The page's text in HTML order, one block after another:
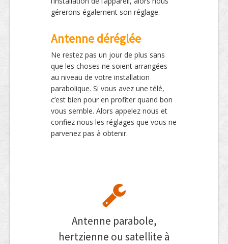
gérerons également son réglage.
Antenne déréglée
Ne restez pas un jour de plus sans
que les choses ne soient arrangées
au niveau de votre installation
parabolique. Si vous avez une télé,
c’est bien pour en profiter quand bon
vous semble. Alors appelez nous et
confiez nous les réglages que vous ne
parvenez pas à obtenir.
Antenne parabole,
hertzienne ou satellite à